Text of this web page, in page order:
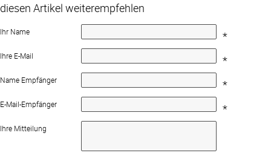
diesen Artikel weiterempfehlen
Ihr Name *
Ihre E-Mail *
Name Empfänger *
E-Mail-Empfänger *
Ihre Mitteilung